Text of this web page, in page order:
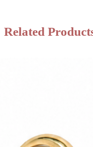
Related